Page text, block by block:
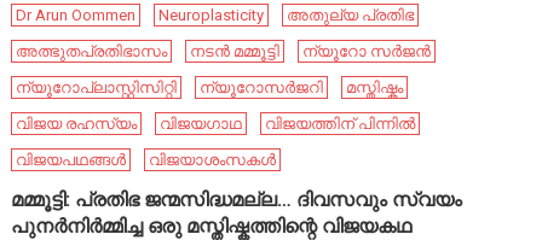
Dr Arun Oommen Neuroplasticity
അതുല്യ പ്രതിഭ
അത്ഭുതപ്രതിഭാസം
നടൻ മമ്മൂട്ടി
ന്യൂറോ സർജൻ
ന്യൂറോപ്ലാസ്റ്റിസിറ്റി
ന്യൂറോസർജറി
മസ്തിഷ്കം
വിജയ രഹസ്യം
വിജയഗാഥ
വിജയത്തിന് പിന്നിൽ
വിജയപഥങ്ങൾ
വിജയാശംസകൾ
മമ്മൂട്ടി: പ്രതിഭ ജന്മസിദ്ധമല്ല… ദിവസവും സ്വയം
പുനർനിർമ്മിച്ച ഒരു മസ്തിഷ്കത്തിന്റെ വിജയകഥ